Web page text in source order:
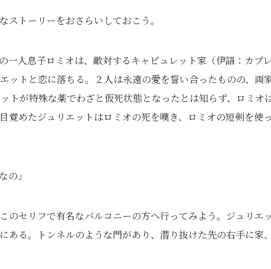
トーリーをおさらいしておこう。
人息子ロミオは、敵対するキャピュレット家（伊語：カプレ
ットと恋に落ちる。２人は永遠の愛を誓い合ったものの、両
が特殊な薬でわざと仮死状態となったとは知らず、ロミオ
覚めたジュリエットはロミオの死を嘆き、ロミオの短剣を使
の」
のセリフで有名なバルコニーの方へ行ってみよう。ジュリエ
ある。トンネルのような門があり、潜り抜けた先の右手に家